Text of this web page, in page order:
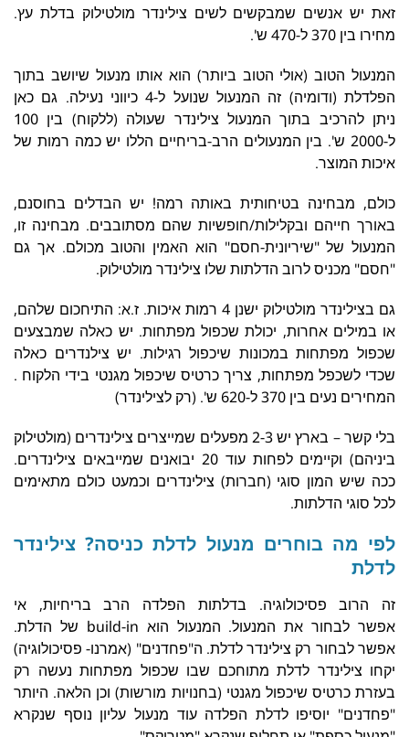
זאת יש אנשים שמבקשים לשים צילינדר מולטילוק בדלת עץ.
מחירו בין 370 ל-470 ש'.
המנעול הטוב (אולי הטוב ביותר) הוא אותו מנעול שיושב בתוך
הפלדלת (ודומיה) זה המנעול שנועל ל-4 כיווני נעילה. גם כאן
ניתן להרכיב בתוך המנעול צילינדר שעולה (ללקוח) בין 100
ל-2000 ש'. בין המנעולים הרב-בריחיים הללו יש כמה רמות של
איכות המוצר.
כולם, מבחינה בטיחותית באותה רמה! יש הבדלים בחוסנם,
באורך חייהם ובקלילות/חופשיות שהם מסתובבים. מבחינה זו,
המנעול של "שיריונית-חסם" הוא האמין והטוב מכולם. אך גם
"חסם" מכניס לרוב הדלתות שלו צילינדר מולטילוק.
גם בצילינדר מולטילוק ישנן 4 רמות איכות. ז.א: התיחכום שלהם,
או במילים אחרות, יכולת שכפול מפתחות. יש כאלה שמבצעים
שכפול מפתחות במכונות שיכפול רגילות. יש צילנדרים כאלה
שכדי לשכפל מפתחות, צריך כרטיס שיכפול מגנטי בידי הלקוח .
המחירים נעים בין 370 ל-620 ש'. (רק לצילינדר)
בלי קשר – בארץ יש 2-3 מפעלים שמייצרים צילינדרים (מולטילוק
ביניהם) וקיימים לפחות עוד 20 יבואנים שמייבאים צילינדרים.
ככה שיש המון סוגי (חברות) צילינדרים וכמעט כולם מתאימים
לכל סוגי הדלתות.
לפי מה בוחרים מנעול לדלת כניסה? צילינדר
לדלת
זה הרוב פסיכולוגיה. בדלתות הפלדה הרב בריחיות, אי
אפשר לבחור את המנעול. המנעול הוא build-in של הדלת.
אפשר לבחור רק צילינדר לדלת. ה"פחדנים" (אמרנו- פסיכולוגיה)
יקחו צילינדר לדלת מתוחכם שבו שכפול מפתחות נעשה רק
בעזרת כרטיס שיכפול מגנטי (בחנויות מורשות) וכן הלאה. היותר
"פחדנים" יוסיפו לדלת הפלדה עוד מנעול עליון נוסף שנקרא